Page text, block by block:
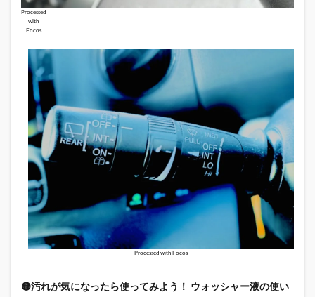
Processed
with
Focos
Processed with Focos
🟡汚れが気になったら使ってみよう！ ウォッシャー液の使い